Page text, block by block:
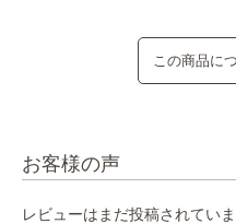
この商品に
お客様の声
レビューはまだ投稿されてい